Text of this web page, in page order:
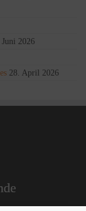
Juni 2026
28. April 2026